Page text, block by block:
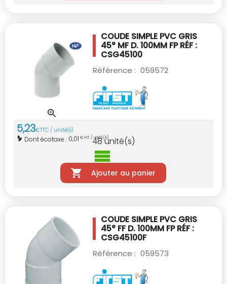
COUDE SIMPLE PVC GRIS
45° MF D. 100MM FP RÉF :
CSG45100
Référence : 059572
5,23€TTC / unité(s)
Dont écotaxe : 0,01 € HT / unité(s)
48unité(s)
Ajouter au panier
COUDE SIMPLE PVC GRIS
45° FF D. 100MM FP RÉF :
CSG45100F
Référence : 059573